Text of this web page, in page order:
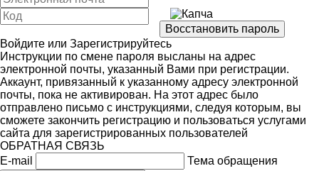
Войдите или Зарегистрируйтесь
Инструкции по смене пароля высланы на адрес
электронной почты, указанный Вами при регистрации.
Аккаунт, привязанный к указанному адресу электронной
почты, пока не активирован. На этот адрес было
отправлено письмо с инструкциями, следуя которым, вы
сможете закончить регистрацию и пользоваться услугами
сайта для зарегистрированных пользователей
ОБРАТНАЯ СВЯЗЬ
E-mail
Тема обращения